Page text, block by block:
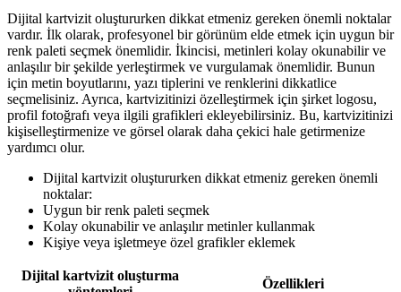
Dijital kartvizit oluştururken dikkat etmeniz gereken önemli noktalar
vardır. İlk olarak, profesyonel bir görünüm elde etmek için uygun bir
renk paleti seçmek önemlidir. İkincisi, metinleri kolay okunabilir ve
anlaşılır bir şekilde yerleştirmek ve vurgulamak önemlidir. Bunun
için metin boyutlarını, yazı tiplerini ve renklerini dikkatlice
seçmelisiniz. Ayrıca, kartvizitinizi özelleştirmek için şirket logosu,
profil fotoğrafı veya ilgili grafikleri ekleyebilirsiniz. Bu, kartvizitinizi
kişiselleştirmenize ve görsel olarak daha çekici hale getirmenize
yardımcı olur.
Dijital kartvizit oluştururken dikkat etmeniz gereken önemli
noktalar:
Uygun bir renk paleti seçmek
Kolay okunabilir ve anlaşılır metinler kullanmak
Kişiye veya işletmeye özel grafikler eklemek
Dijital kartvizit oluşturma
Özellikleri